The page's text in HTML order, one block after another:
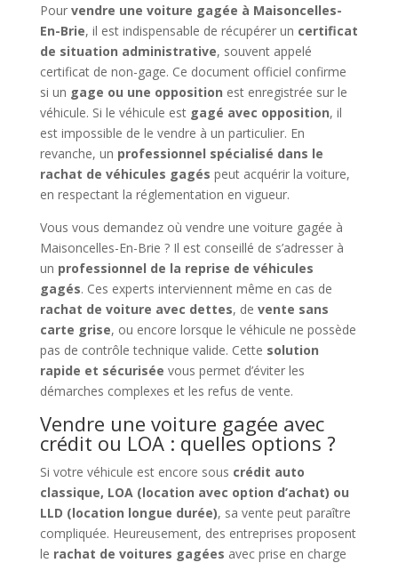
Pour vendre une voiture gagée à Maisoncelles-
En-Brie, il est indispensable de récupérer un certificat
de situation administrative, souvent appelé
certificat de non-gage. Ce document officiel confirme
si un gage ou une opposition est enregistrée sur le
véhicule. Si le véhicule est gagé avec opposition, il
est impossible de le vendre à un particulier. En
revanche, un professionnel spécialisé dans le
rachat de véhicules gagés peut acquérir la voiture,
en respectant la réglementation en vigueur.
Vous vous demandez où vendre une voiture gagée à
Maisoncelles-En-Brie ? Il est conseillé de s’adresser à
un professionnel de la reprise de véhicules
gagés. Ces experts interviennent même en cas de
rachat de voiture avec dettes, de vente sans
carte grise, ou encore lorsque le véhicule ne possède
pas de contrôle technique valide. Cette solution
rapide et sécurisée vous permet d’éviter les
démarches complexes et les refus de vente.
Vendre une voiture gagée avec
crédit ou LOA : quelles options ?
Si votre véhicule est encore sous crédit auto
classique, LOA (location avec option d’achat) ou
LLD (location longue durée), sa vente peut paraître
compliquée. Heureusement, des entreprises proposent
le rachat de voitures gagées avec prise en charge